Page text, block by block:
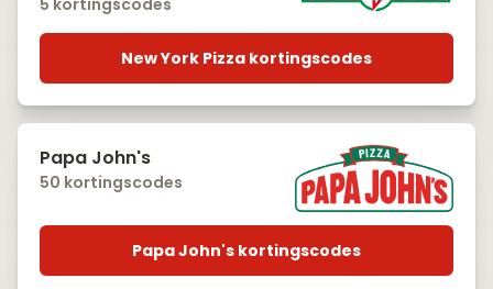
5 kortingscodes
New York Pizza kortingscodes
Papa John's
50 kortingscodes
Papa John's kortingscodes